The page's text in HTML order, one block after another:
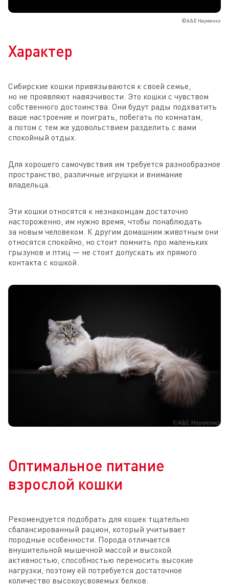
©А&Е Науменко
Характер
Сибирские кошки привязываются к своей семье,
но не проявляют навязчивости. Это кошки с чувством
собственного достоинства. Они будут рады подхватить
ваше настроение и поиграть, побегать по комнатам,
а потом с тем же удовольствием разделить с вами
спокойный отдых.
Для хорошего самочувствия им требуется разнообразное
пространство, различные игрушки и внимание
владельца.
Эти кошки относятся к незнакомцам достаточно
настороженно, им нужно время, чтобы понаблюдать
за новым человеком. К другим домашним животным они
относятся спокойно, но стоит помнить про маленьких
грызунов и птиц — не стоит допускать их прямого
контакта с кошкой.
Оптимальное питание
взрослой кошки
Рекомендуется подобрать для кошек тщательно
сбалансированный рацион, который учитывает
породные особенности. Порода отличается
внушительной мышечной массой и высокой
активностью, способностью переносить высокие
нагрузки, поэтому ей потребуется достаточное
количество высокоусвояемых белков.